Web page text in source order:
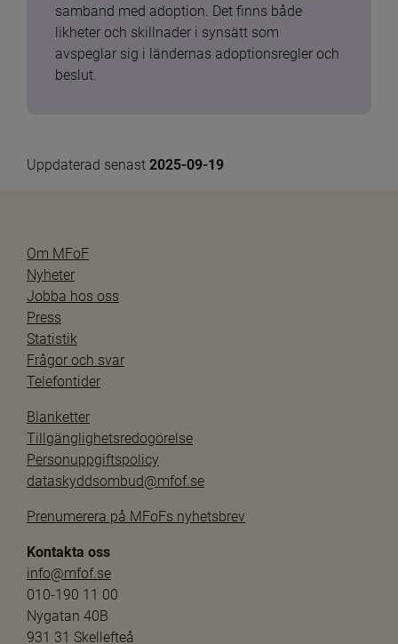
samband med adoption. Det finns både
likheter och skillnader i synsätt som
avspeglar sig i ländernas adoptionsregler och
beslut.
Uppdaterad senast 2025-09-19
Om MFoF
Nyheter
Jobba hos oss
Press
Statistik
Frågor och svar
Telefontider
Blanketter
Tillgänglighetsredogörelse
Personuppgiftspolicy
dataskyddsombud@mfof.se
Prenumerera på MFoFs nyhetsbrev
Kontakta oss
info@mfof.se
010-190 11 00
Nygatan 40B
931 31 Skellefteå